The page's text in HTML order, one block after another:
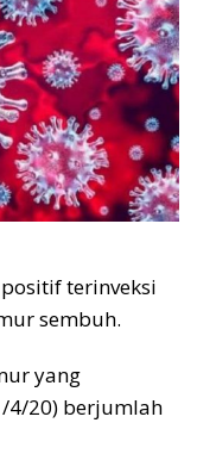
positif terinveksi
sembuh.
yang
4/20) berjumlah